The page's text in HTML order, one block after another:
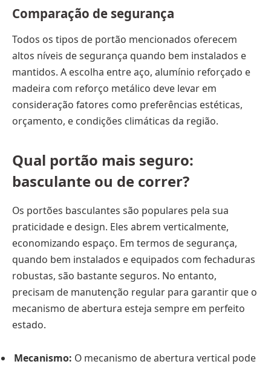
Comparação de segurança
Todos os tipos de portão mencionados oferecem
altos níveis de segurança quando bem instalados e
mantidos. A escolha entre aço, alumínio reforçado e
madeira com reforço metálico deve levar em
consideração fatores como preferências estéticas,
orçamento, e condições climáticas da região.
Qual portão mais seguro:
basculante ou de correr?
Os portões basculantes são populares pela sua
praticidade e design. Eles abrem verticalmente,
economizando espaço. Em termos de segurança,
quando bem instalados e equipados com fechaduras
robustas, são bastante seguros. No entanto,
precisam de manutenção regular para garantir que o
mecanismo de abertura esteja sempre em perfeito
estado.
Mecanismo: O mecanismo de abertura vertical pode